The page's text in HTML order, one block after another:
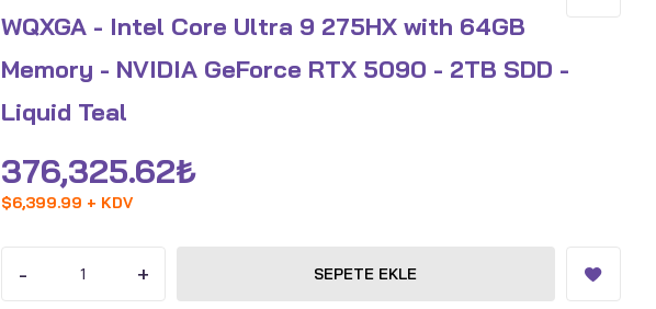
WQXGA - Intel Core Ultra 9 275HX with 64GB
Memory - NVIDIA GeForce RTX 5090 - 2TB SDD -
Liquid Teal
376,325.62₺
$6,399.99 + KDV
- + SEPETE EKLE